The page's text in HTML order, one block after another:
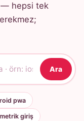
— hepsi tek
Ara
pwa
giriş